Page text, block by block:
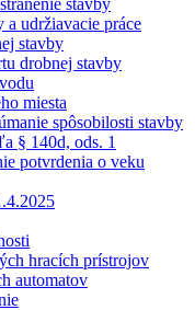
stavby
a udržiavacie práce
stavby
drobnej stavby
miesta
spôsobilosti stavby
§ 140d, ods. 1
potvrdenia o veku
hracích prístrojov
automatov